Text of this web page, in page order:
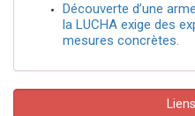
Découverte d’une
la LUCHA exige des
mesures concrètes.